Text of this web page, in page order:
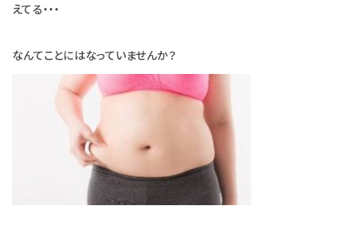
えてる・・・
なんてことにはなっていませんか？